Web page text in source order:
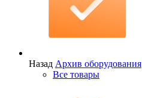
Назад Архив оборудования
Все товары